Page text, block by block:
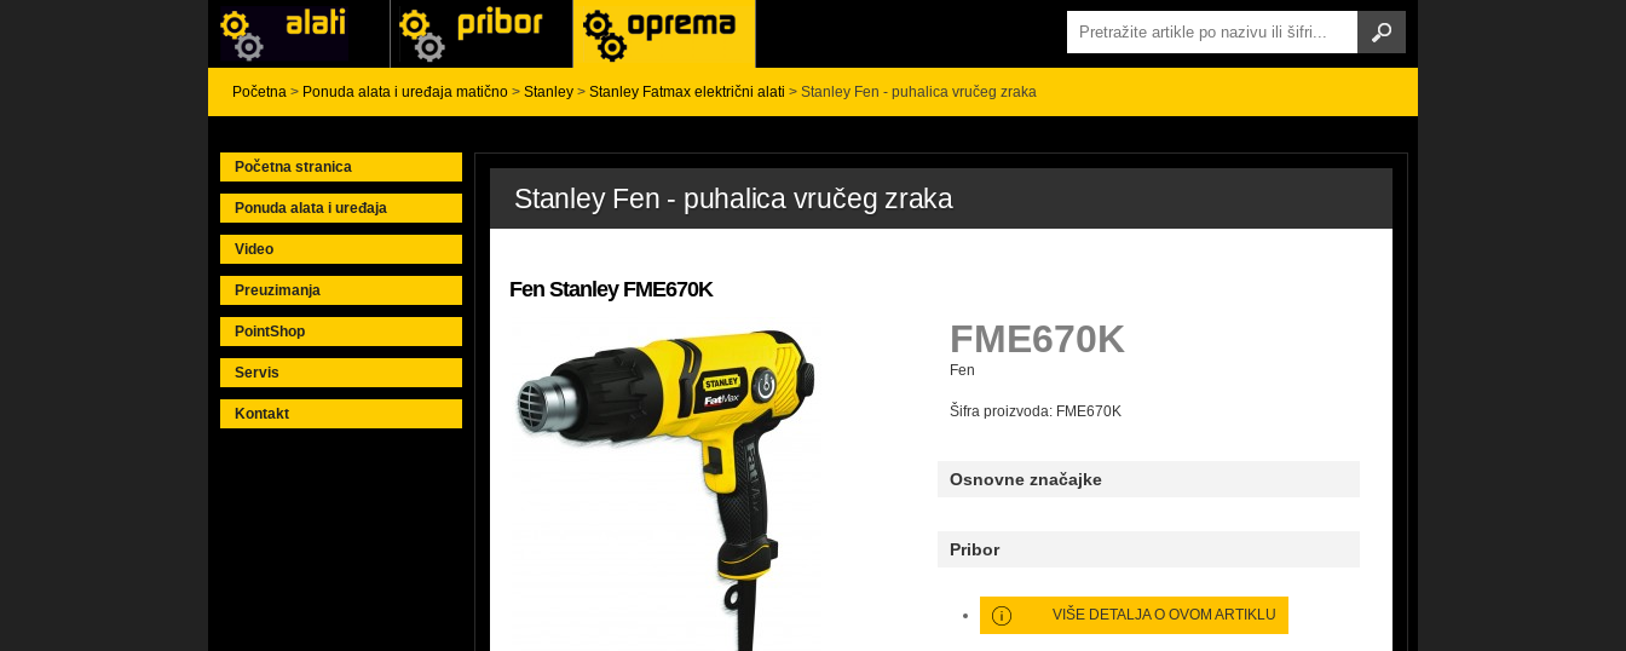
Početna > Ponuda alata i uređaja matično > Stanley > Stanley Fatmax električni alati > Stanley Fen - puhalica vručeg zraka
Početna stranica
Ponuda alata i uređaja
Video
Preuzimanja
PointShop
Servis
Kontakt
Stanley Fen - puhalica vručeg zraka
Fen Stanley FME670K
FME670K
Fen
Šifra proizvoda: FME670K
Osnovne značajke
Pribor
VIŠE DETALJA O OVOM ARTIKLU